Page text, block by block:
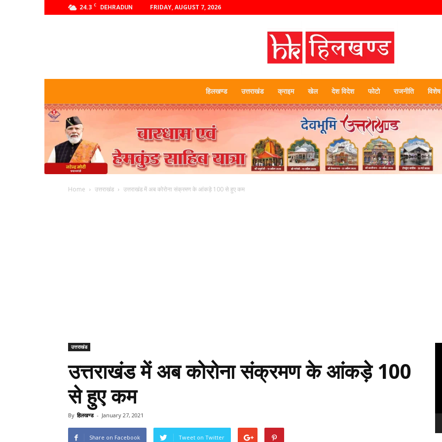
24.3 C DEHRADUN FRIDAY, AUGUST 7, 2026
हिलखण्ड
हिलखण्ड उत्तराखंड क्राइम खेल देश विदेश फोटो राजनीति विशेष
Home उत्तराखंड उत्तराखंड में अब कोरोना संक्रमण के आंकड़े 100 से हुए कम
उत्तराखंड
उत्तराखंड में अब कोरोना संक्रमण के आंकड़े 100
से हुए कम
By हिलखण्ड - January 27, 2021
Share on Facebook Tweet on Twitter